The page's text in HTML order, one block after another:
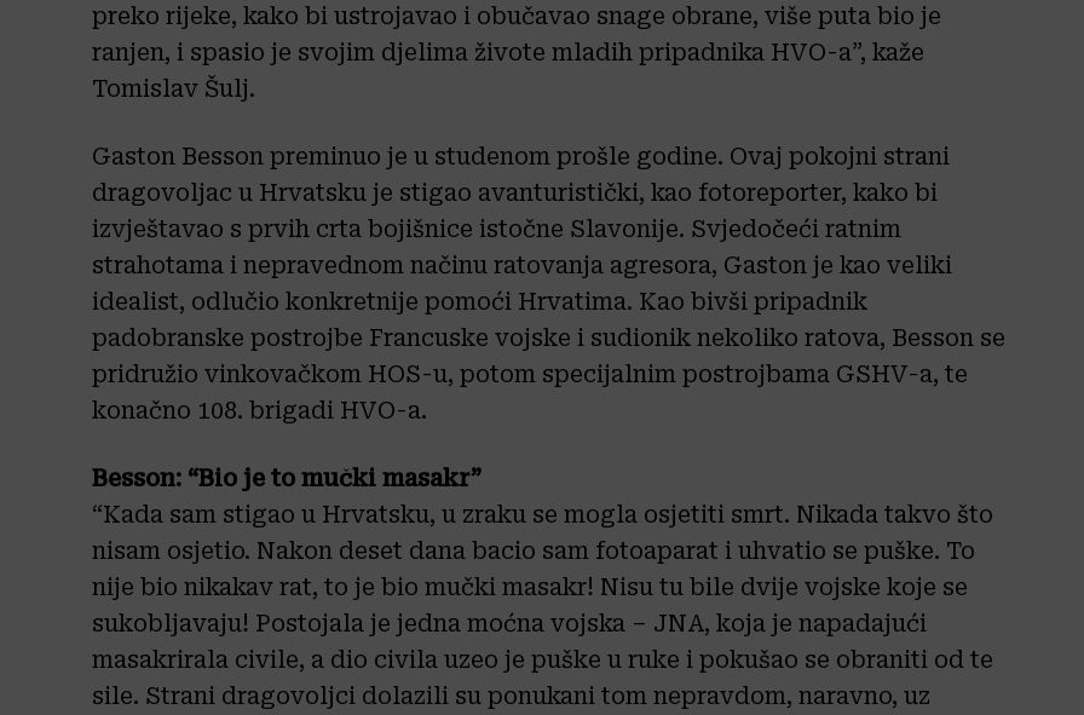
preko rijeke, kako bi ustrojavao i obučavao snage obrane, više puta bio je
ranjen, i spasio je svojim djelima živote mladih pripadnika HVO-a”, kaže
Tomislav Šulj.
Gaston Besson preminuo je u studenom prošle godine. Ovaj pokojni strani
dragovoljac u Hrvatsku je stigao avanturistički, kao fotoreporter, kako bi
izvještavao s prvih crta bojišnice istočne Slavonije. Svjedočeći ratnim
strahotama i nepravednom načinu ratovanja agresora, Gaston je kao veliki
idealist, odlučio konkretnije pomoći Hrvatima. Kao bivši pripadnik
padobranske postrojbe Francuske vojske i sudionik nekoliko ratova, Besson se
pridružio vinkovačkom HOS-u, potom specijalnim postrojbama GSHV-a, te
konačno 108. brigadi HVO-a.
Besson: “Bio je to mučki masakr”
“Kada sam stigao u Hrvatsku, u zraku se mogla osjetiti smrt. Nikada takvo što
nisam osjetio. Nakon deset dana bacio sam fotoaparat i uhvatio se puške. To
nije bio nikakav rat, to je bio mučki masakr! Nisu tu bile dvije vojske koje se
sukobljavaju! Postojala je jedna moćna vojska – JNA, koja je napadajući
masakrirala civile, a dio civila uzeo je puške u ruke i pokušao se obraniti od te
sile. Strani dragovoljci dolazili su ponukani tom nepravdom, naravno, uz